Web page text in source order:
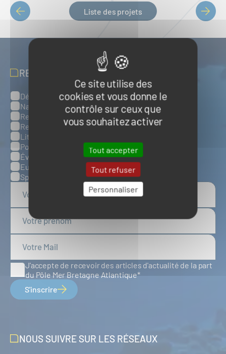
Ce site utilise des
cookies et vous donne le
contrôle sur ceux que
vous souhaitez activer
Tout accepter
Tout refuser
Personnaliser
PAGINATION
Liste des projets
RECEVOIR NOS ACTUALITÉS
Catégories
Défense, sûreté et sécurité maritimes
Naval et nautisme
Ressources énergétiques et minérales marines
Ressources biologiques marines
Littoral et environnement marins
Ports, infrastructures et logistique
Évènements
Europe
Spatial
J'accepte de recevoir des articles d'actualité de la part
du Pôle Mer Bretagne Atlantique
S'inscrire
NOUS SUIVRE SUR LES RÉSEAUX